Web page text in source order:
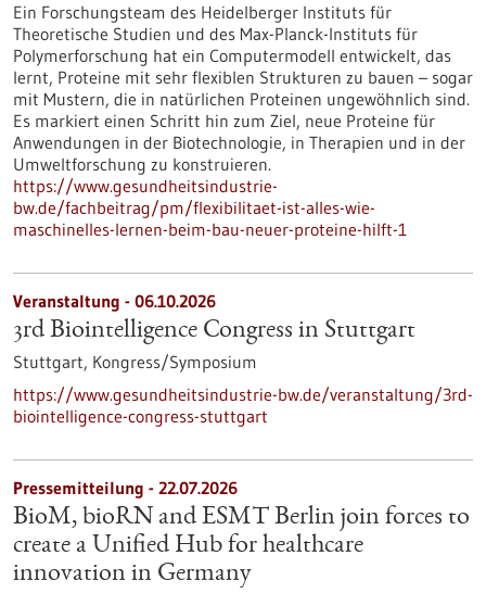
Ein Forschungsteam des Heidelberger Instituts für
Theoretische Studien und des Max-Planck-Instituts für
Polymerforschung hat ein Computermodell entwickelt, das
lernt, Proteine mit sehr flexiblen Strukturen zu bauen – sogar
mit Mustern, die in natürlichen Proteinen ungewöhnlich sind.
Es markiert einen Schritt hin zum Ziel, neue Proteine für
Anwendungen in der Biotechnologie, in Therapien und in der
Umweltforschung zu konstruieren.
https://www.gesundheitsindustrie-
bw.de/fachbeitrag/pm/flexibilitaet-ist-alles-wie-
maschinelles-lernen-beim-bau-neuer-proteine-hilft-1
Veranstaltung - 06.10.2026
3rd Biointelligence Congress in Stuttgart
Stuttgart, Kongress/Symposium
https://www.gesundheitsindustrie-bw.de/veranstaltung/3rd-
biointelligence-congress-stuttgart
Pressemitteilung - 22.07.2026
BioM, bioRN and ESMT Berlin join forces to
create a Unified Hub for healthcare
innovation in Germany